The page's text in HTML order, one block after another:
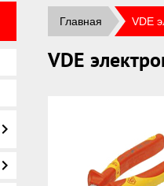
Главная VDE
VDE